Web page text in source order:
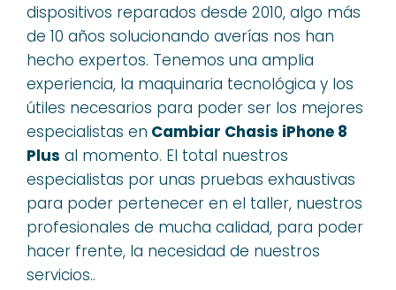
dispositivos reparados desde 2010, algo más
de 10 años solucionando averías nos han
hecho expertos. Tenemos una amplia
experiencia, la maquinaria tecnológica y los
útiles necesarios para poder ser los mejores
especialistas en Cambiar Chasis iPhone 8
Plus al momento. El total nuestros
especialistas por unas pruebas exhaustivas
para poder pertenecer en el taller, nuestros
profesionales de mucha calidad, para poder
hacer frente, la necesidad de nuestros
servicios..